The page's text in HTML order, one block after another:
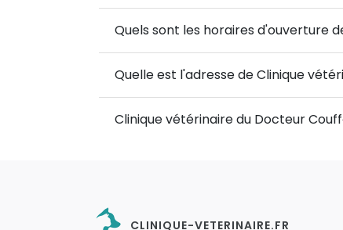
Quels sont les horaires d'ouverture
Quelle est l'adresse de Clinique
Clinique vétérinaire du Docteur
CLINIQUE-VETERINAIRE.FR